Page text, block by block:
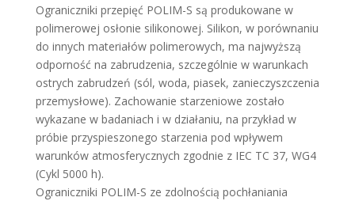
Ograniczniki przepięć POLIM-S są produkowane w
polimerowej osłonie silikonowej. Silikon, w porównaniu
do innych materiałów polimerowych, ma najwyższą
odporność na zabrudzenia, szczególnie w warunkach
ostrych zabrudzeń (sól, woda, piasek, zanieczyszczenia
przemysłowe). Zachowanie starzeniowe zostało
wykazane w badaniach i w działaniu, na przykład w
próbie przyspieszonego starzenia pod wpływem
warunków atmosferycznych zgodnie z IEC TC 37, WG4
(Cykl 5000 h).
Ograniczniki POLIM-S ze zdolnością pochłaniania